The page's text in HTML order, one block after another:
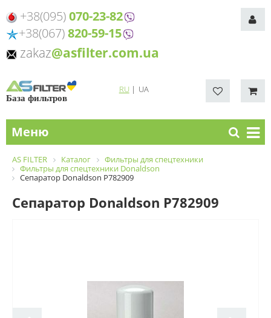
+38(095)070-23-82
+38(067)820-59-15
zakaz@asfilter.com.ua
База фильтров
RU| UA
Меню
AS FILTER Каталог
Фильтры для спецтехники
Фильтры для спецтехники Donaldson
Сепаратор Donaldson P782909
Сепаратор Donaldson P782909